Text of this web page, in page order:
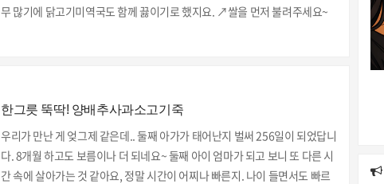
무 많기에 닭고기미역국도 함께 끓이기로 했지요. ↗쌀을 먼저 불려주세요~
가슴살이 어느 정도 익어 말랑해지면 저는 가위로 작게 잘라준답니다. 덩어리
째 익혀 건져서 결대로 찢어주어도 예쁘고 좋긴 하지만, 저희 아들은 요렇게
작은 덩어리로 먹는 닭고기를 더 좋아하더라..
한그릇 뚝딱! 양배추사과소고기죽
우리가 만난 게 엊그제 같은데.. 둘째 아가가 태어난지 벌써 256일이 되었답니
다. 8개월 하고도 보름이나 더 되네요~ 둘째 아이 엄마가 되고 보니 또 다른 시
간 속에 살아가는 것 같아요, 정말 시간이 어찌나 빠른지. 나이 들면서도 빠르